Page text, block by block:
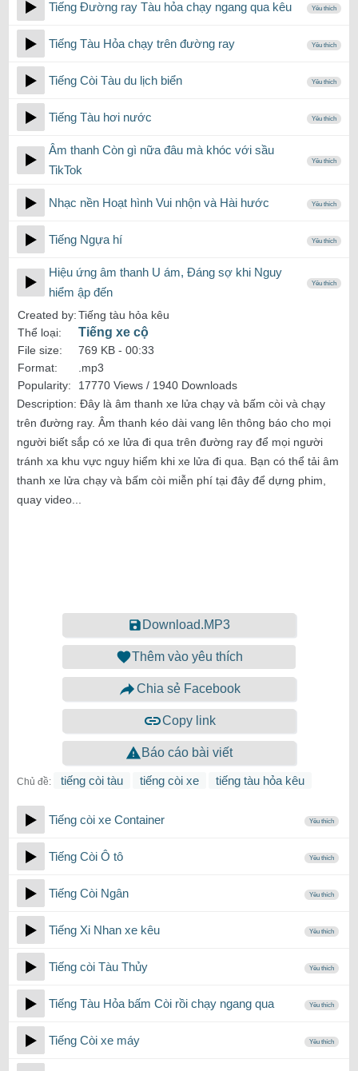
Tiếng Đường ray Tàu hỏa chạy ngang qua kêu Yêu thích
Tiếng Tàu Hỏa chạy trên đường ray Yêu thích
Tiếng Còi Tàu du lịch biển Yêu thích
Tiếng Tàu hơi nước Yêu thích
Âm thanh Còn gì nữa đâu mà khóc với sầu
TikTok
Yêu thích
Nhạc nền Hoạt hình Vui nhộn và Hài hước Yêu thích
Tiếng Ngựa hí Yêu thích
Hiệu ứng âm thanh U ám, Đáng sợ khi Nguy
hiểm ập đến
Yêu thích
Created by:Tiếng tàu hỏa kêu
Thể loại:
Tiếng xe cộ
File size: 769 KB - 00:33
Format:
.mp3
Popularity:
17770 Views / 1940 Downloads
Description: Đây là âm thanh xe lửa chạy và bấm còi và chạy
trên đường ray. Âm thanh kéo dài vang lên thông báo cho mọi
người biết sắp có xe lửa đi qua trên đường ray để mọi người
tránh xa khu vực nguy hiểm khi xe lửa đi qua. Bạn có thể tải âm
thanh xe lửa chạy và bấm còi miễn phí tại đây để dựng phim,
quay video...
Download.MP3
Thêm vào yêu thích
Chia sẻ Facebook
Copy link
Báo cáo bài viết
Chủ đề: tiếng còi tàu tiếng còi xe tiếng tàu hỏa kêu
Tiếng còi xe Container Yêu thích
Tiếng Còi Ô tô Yêu thích
Tiếng Còi Ngân Yêu thích
Tiếng Xi Nhan xe kêu Yêu thích
Tiếng còi Tàu Thủy Yêu thích
Tiếng Tàu Hỏa bấm Còi rồi chạy ngang qua Yêu thích
Tiếng Còi xe máy Yêu thích